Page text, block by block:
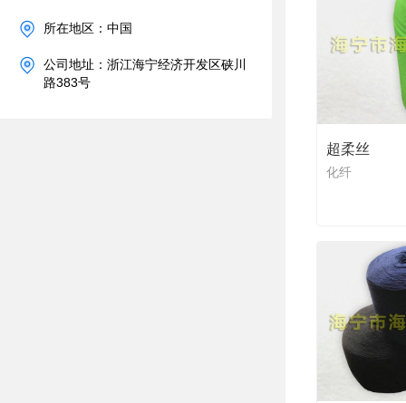
所在地区：中国
公司地址：浙江海宁经济开发区硖川
路383号
超柔丝
化纤